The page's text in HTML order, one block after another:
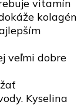
vitamín
kolagén
veľmi dobre
Kyselina